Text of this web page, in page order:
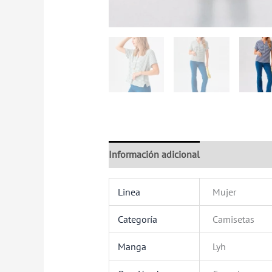
Información adicional
Linea Mujer
Categoría Camisetas
Manga Lyh